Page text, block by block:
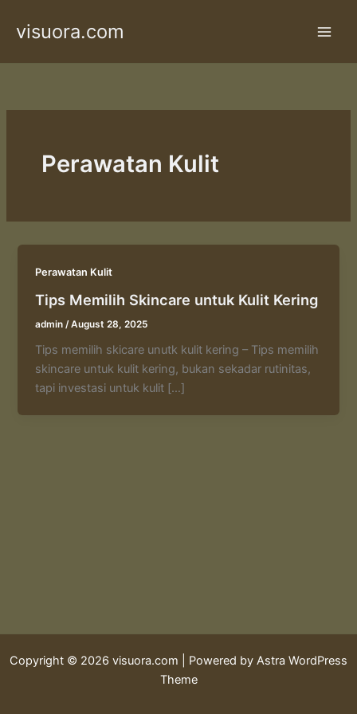
visuora.com
Perawatan Kulit
Perawatan Kulit
Tips Memilih Skincare untuk Kulit Kering
admin /August 28, 2025
Tips memilih skicare unutk kulit kering – Tips memilih
skincare untuk kulit kering, bukan sekadar rutinitas,
tapi investasi untuk kulit […]
Copyright © 2026 visuora.com | Powered by Astra WordPress
Theme